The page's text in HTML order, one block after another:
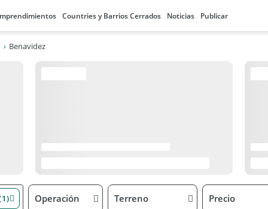
Countries y Barrios Cerrados Noticias Publicar
Benavidez
Operación Terreno Precio